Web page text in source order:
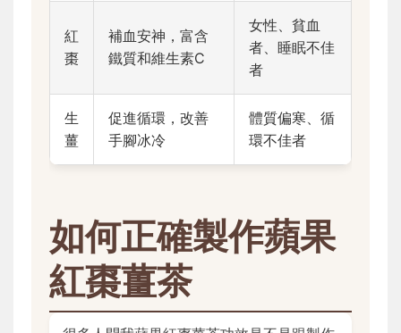
紅
棗
補血安神，富含
鐵質和維生素C
女性、貧血
者、睡眠不佳
者
生
薑
促進循環，改善
手腳冰冷
體質偏寒、循
環不佳者
如何正確製作蘋果
紅棗薑茶